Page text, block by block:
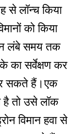
से लॉन्‍च किया
को किया
लंबे समय तक
का सर्वेक्षण कर
सकते हैं।एक
है तो उसे लॉक
विमान हवा से